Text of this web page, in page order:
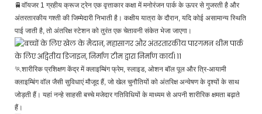
🚆वॉयजर 1 ग्रहीय क्रूज ट्रेन एक वृत्ताकार कक्षा में मनोरंजन पार्क के ऊपर से गुजरती है और
अंतरतारकीय गश्ती की जिम्मेदारी निभाती है। कक्षीय यात्रा के दौरान, यदि कोई असामान्य स्थिति
पाई जाती है, तो अंतरिक्ष स्टेशन को तुरंत एक चेतावनी संकेत भेजा जाएगा।
🏃शारीरिक प्रशिक्षण केंद्र में क्लाइम्बिंग फ्रेम, स्लाइड, ओशन बॉल पूल और त्रि-आयामी
क्लाइम्बिंग वॉल जैसी सुविधाएं मौजूद हैं, जो खेल चुनौतियों को अंतरिक्ष अन्वेषण के दृश्यों के साथ
जोड़ती हैं। यहां नन्हे साहसी बच्चे मजेदार गतिविधियों के माध्यम से अपनी शारीरिक क्षमता बढ़ाते
हैं।